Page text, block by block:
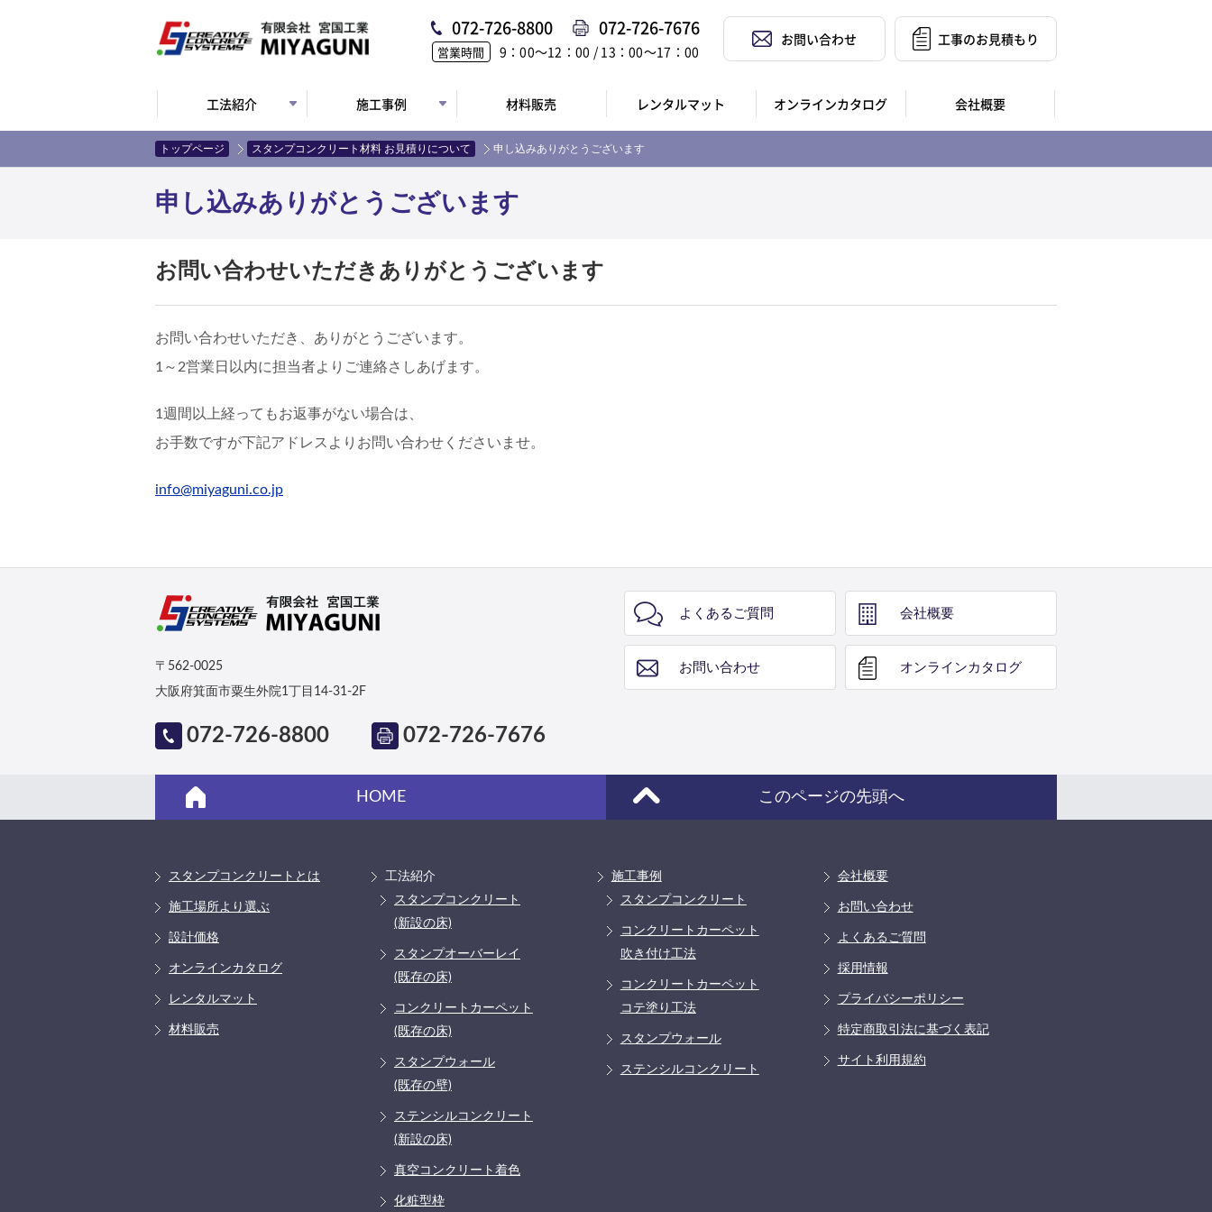
072-726-8800 072-726-7676
営業時間 9：00〜12：00 / 13：00〜17：00
お問い合わせ 工事のお見積もり
工法紹介 施工事例 材料販売 レンタルマット オンラインカタログ 会社概要
トップページ スタンプコンクリート材料 お見積りについて 申し込みありがとうございます
申し込みありがとうございます
お問い合わせいただきありがとうございます
お問い合わせいただき、ありがとうございます。
1～2営業日以内に担当者よりご連絡さしあげます。
1週間以上経ってもお返事がない場合は、
お手数ですが下記アドレスよりお問い合わせくださいませ。
info@miyaguni.co.jp
〒562-0025
大阪府箕面市粟生外院1丁目14-31-2F
072-726-8800 072-726-7676
よくあるご質問 会社概要
お問い合わせ オンライン カタログ
HOME このページの先頭へ
スタンプコンクリートとは
施工場所より選ぶ
設計価格
オンラインカタログ
レンタルマット
材料販売
工法紹介
スタンプコンクリート
(新設の床)
スタンプオーバーレイ
(既存の床)
コンクリートカーペット
(既存の床)
スタンプウォール
(既存の壁)
ステンシルコンクリート
(新設の床)
真空コンクリート着色
化粧型枠
施工事例
スタンプコンクリート
コンクリートカーペット
吹き付け工法
コンクリートカーペット
コテ塗り工法
スタンプウォール
ステンシルコンクリート
会社概要
お問い合わせ
よくあるご質問
採用情報
プライバシーポリシー
特定商取引法に基づく表記
サイト利用規約